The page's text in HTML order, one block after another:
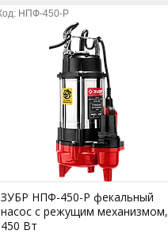
НПФ-450-Р
ЗУБР НПФ-450-Р фекальный
насос с режущим механизмом,
450 Вт